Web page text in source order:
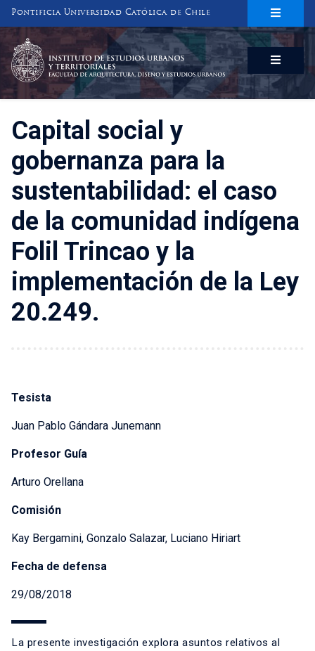
Pontificia Universidad Católica de Chile
INSTITUTO DE ESTUDIOS URBANOS
Y TERRITORIALES
FACULTAD DE ARQUITECTURA, DISEÑO Y ESTUDIOS URBANOS
Capital social y
gobernanza para la
sustentabilidad: el caso
de la comunidad indígena
Folil Trincao y la
implementación de la Ley
20.249.
Tesista
Juan Pablo Gándara Junemann
Profesor Guía
Arturo Orellana
Comisión
Kay Bergamini, Gonzalo Salazar, Luciano Hiriart
Fecha de defensa
29/08/2018
La presente investigación explora asuntos relativos al